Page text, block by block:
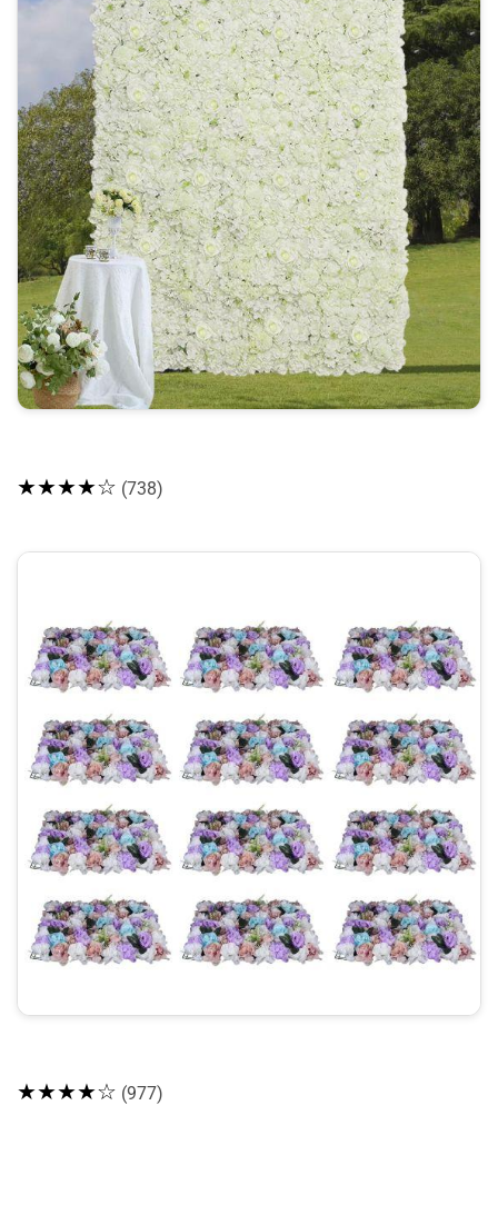
★★★★☆ (738)
★★★★☆ (977)